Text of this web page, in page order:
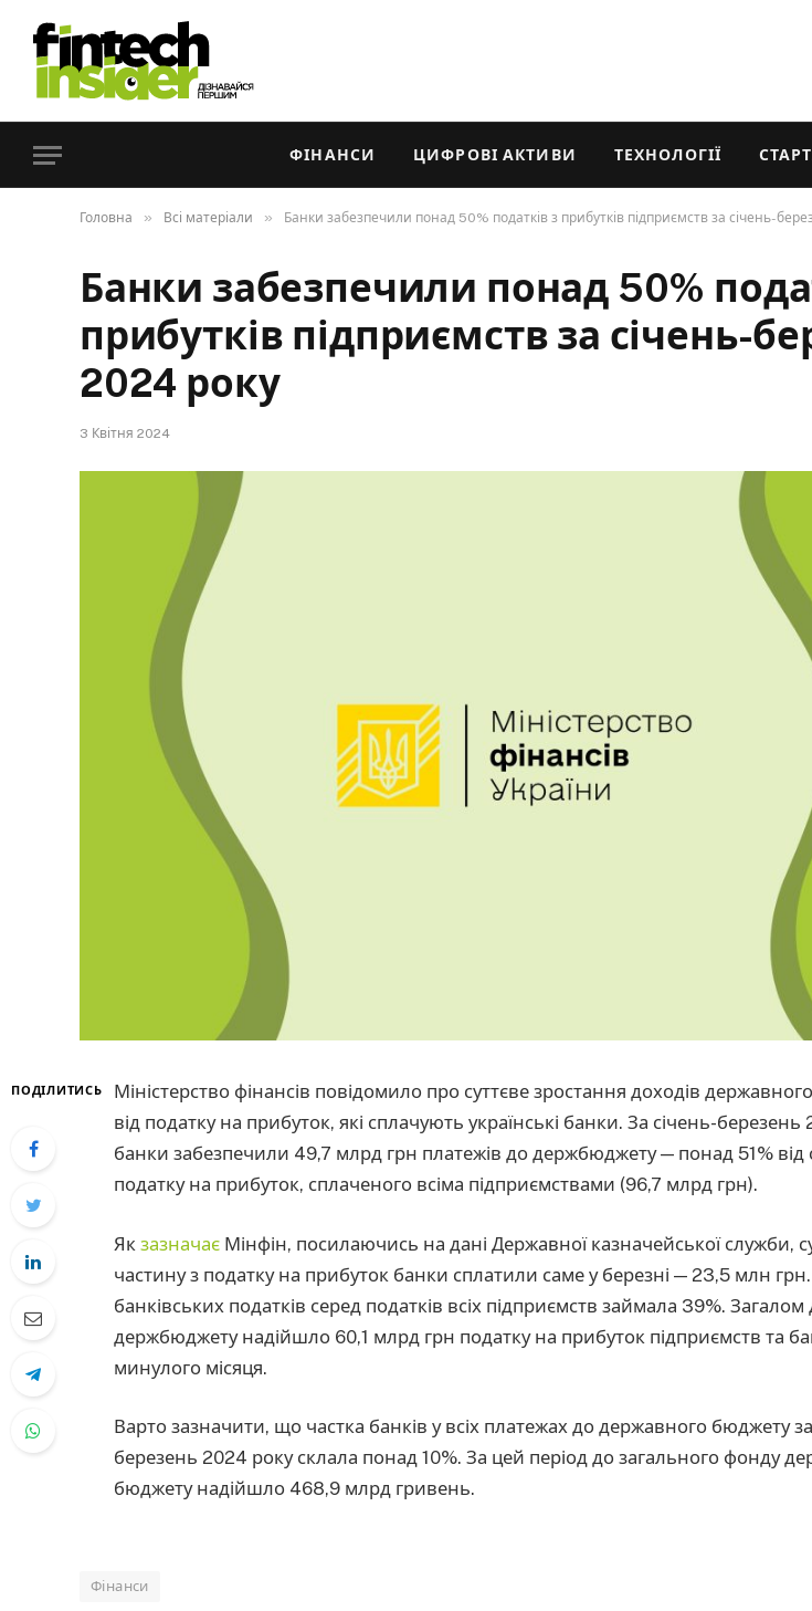
ФІНАНСИ ЦИФРОВІ АКТИВИ ТЕХНОЛОГІЇ
Головна » Всі матеріали » Банки забезпечили понад 50% податків з прибутків підприємств за січень-
Банки забезпечили понад 50%
прибутків підприємств за січень-
2024 року
3 Квітня 2024
ПОДІЛИТИСЬ
Міністерство фінансів повідомило про суттєве зростання доходів
від податку на прибуток, які сплачують українські банки. За січень-березень
банки забезпечили 49,7 млрд грн платежів до держбюджету — понад 51% від
податку на прибуток, сплаченого всіма підприємствами (96,7 млрд грн).
Як зазначає Мінфін, посилаючись на дані Державної казначейської служби,
частину з податку на прибуток банки сплатили саме у березні — 23,5 млн
банківських податків серед податків всіх підприємств займала 39%. Загалом
держбюджету надійшло 60,1 млрд грн податку на прибуток підприємств та
минулого місяця.
Варто зазначити, що частка банків у всіх платежах до державного бюджету
березень 2024 року склала понад 10%. За цей період до загального фонду
бюджету надійшло 468,9 млрд гривень.
Фінанси